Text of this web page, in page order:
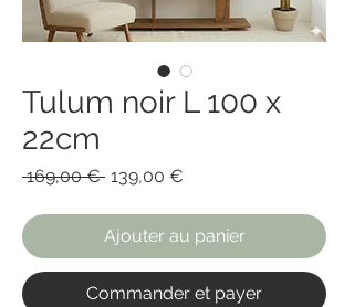
Tulum noir L 100 x
22cm
169,00 € Prix
139,00 €
Ajouter au panier
Commander et payer